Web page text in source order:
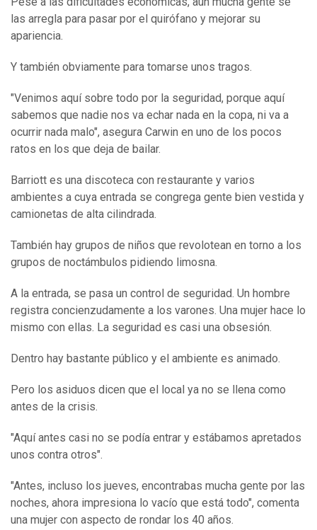
las arregla para pasar por el quirófano y mejorar su
apariencia.
Y también obviamente para tomarse unos tragos.
"Venimos aquí sobre todo por la seguridad, porque aquí
sabemos que nadie nos va echar nada en la copa, ni va a
ocurrir nada malo", asegura Carwin en uno de los pocos
ratos en los que deja de bailar.
Barriott es una discoteca con restaurante y varios
ambientes a cuya entrada se congrega gente bien vestida y
camionetas de alta cilindrada.
También hay grupos de niños que revolotean en torno a los
grupos de noctámbulos pidiendo limosna.
A la entrada, se pasa un control de seguridad. Un hombre
registra concienzudamente a los varones. Una mujer hace lo
mismo con ellas. La seguridad es casi una obsesión.
Dentro hay bastante público y el ambiente es animado.
Pero los asiduos dicen que el local ya no se llena como
antes de la crisis.
"Aquí antes casi no se podía entrar y estábamos apretados
unos contra otros".
"Antes, incluso los jueves, encontrabas mucha gente por las
noches, ahora impresiona lo vacío que está todo", comenta
una mujer con aspecto de rondar los 40 años.